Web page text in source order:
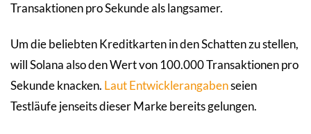
Transaktionen pro Sekunde als langsamer.
Um die beliebten Kreditkarten in den Schatten zu stellen,
will Solana also den Wert von 100.000 Transaktionen pro
Sekunde knacken. Laut Entwicklerangabenseien
Testläufe jenseits dieser Marke bereits gelungen.